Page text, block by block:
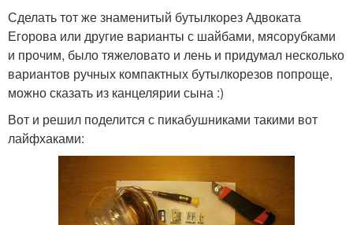
Сделать тот же знаменитый бутылкорез Адвоката
Егорова или другие варианты с шайбами, мясорубками
и прочим, было тяжеловато и лень и придумал несколько
вариантов ручных компактных бутылкорезов попроще,
можно сказать из канцелярии сына :)
Вот и решил поделится с пикабушниками такими вот
лайфхаками: